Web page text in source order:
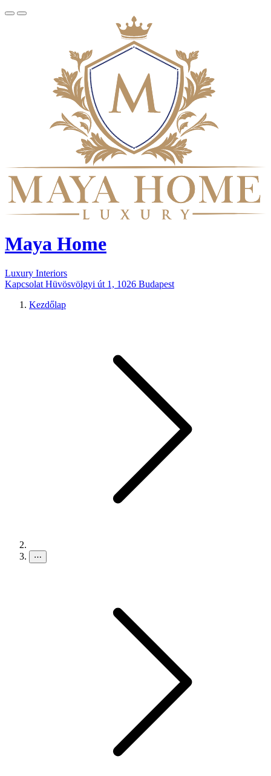
Maya Home
Luxury Interiors
Kapcsolat Hüvösvölgyi út 1, 1026 Budapest
Kezdőlap
⋯